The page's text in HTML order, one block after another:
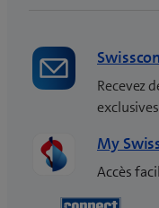
Recevez
exclusives
My
Accès